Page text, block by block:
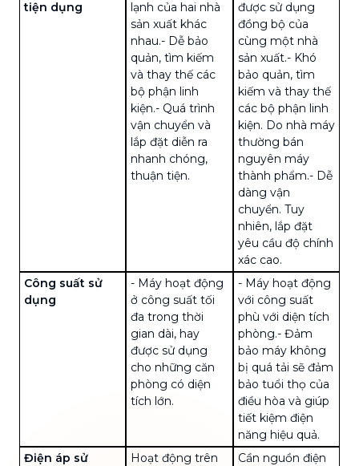
tiện dụng
lạnh của hai nhà
sản xuất khác
nhau.- Dễ bảo
quản, tìm kiếm
và thay thế các
bộ phận linh
kiện.- Quá trình
vận chuyển và
lắp đặt diễn ra
nhanh chóng,
thuận tiện.
được sử dụng
đồng bộ của
cùng một nhà
sản xuất.- Khó
bảo quản, tìm
kiếm và thay thế
các bộ phận linh
kiện. Do nhà máy
thường bán
nguyên máy
thành phẩm.- Dễ
dàng vận
chuyển. Tuy
nhiên, lắp đặt
yêu cầu độ chính
xác cao.
Công suất sử
dụng
- Máy hoạt động
ở công suất tối
đa trong thời
gian dài, hay
được sử dụng
cho những căn
phòng có diện
tích lớn.
- Máy hoạt động
với công suất
phù với diện tích
phòng.- Đảm
bảo máy không
bị quá tải sẽ đảm
bảo tuổi thọ của
điều hòa và giúp
tiết kiệm điện
năng hiệu quả.
Điện áp sử
Hoạt động trên
Cần nguồn điện